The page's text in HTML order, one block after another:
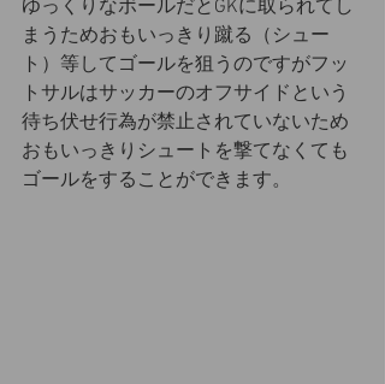
ゆっくりなボールだとGKに取られてし
まうためおもいっきり蹴る（シュー
ト）等してゴールを狙うのですがフッ
トサルはサッカーのオフサイドという
待ち伏せ行為が禁止されていないため
おもいっきりシュートを撃てなくても
ゴールをすることができます。